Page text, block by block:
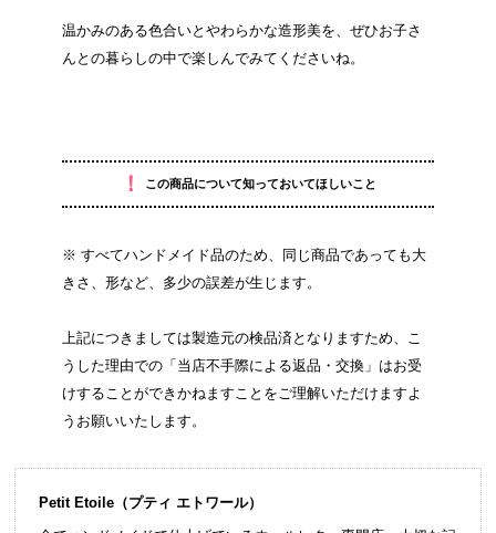
温かみのある色合いとやわらかな造形美を、ぜひお子さ
んとの暮らしの中で楽しんでみてくださいね。
！ この商品について知っておいてほしいこと
※ すべてハンドメイド品のため、同じ商品であっても大
きさ、形など、多少の誤差が生じます。
上記につきましては製造元の検品済となりますため、こ
うした理由での「当店不手際による返品・交換」はお受
けすることができかねますことをご理解いただけますよ
うお願いいたします。
Petit Etoile（プティ エトワール）